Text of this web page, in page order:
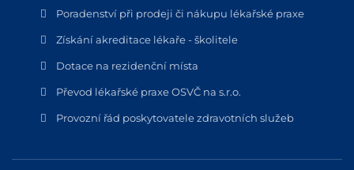
Poradenství při prodeji či nákupu lékařské praxe
Získání akreditace lékaře - školitele
Dotace na rezidenční místa
Převod lékařské praxe OSVČ na s.r.o.
Provozní řád poskytovatele zdravotních služeb